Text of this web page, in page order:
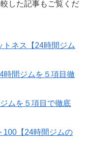
した記事もご覧くだ
ネス【24時間ジム
時間ジムを５項目徹
ムを５項目で徹底
100【24時間ジムの